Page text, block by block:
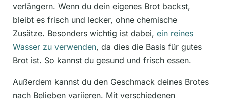
verlängern. Wenn du dein eigenes Brot backst,
bleibt es frisch und lecker, ohne chemische
Zusätze. Besonders wichtig ist dabei, ein reines
Wasser zu verwenden, da dies die Basis für gutes
Brot ist. So kannst du gesund und frisch essen.
Außerdem kannst du den Geschmack deines Brotes
nach Belieben variieren. Mit verschiedenen